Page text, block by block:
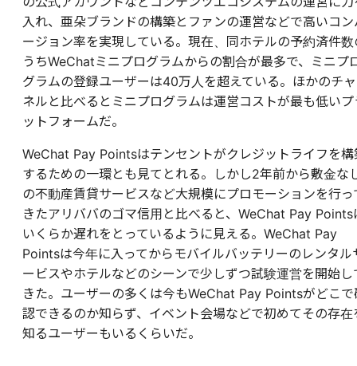
入れ、亜朵ブランドの構築とファンの運営などで高いコン
ージョン率を実現している。現在、同ホテルの予約済件数
うちWeChatミニプログラムからの割合が最多で、ミニプ
グラムの登録ユーザーは40万人を超えている。ほかのチャ
ネルと比べるとミニプログラムは運営コストが最も低いプ
ットフォームだ。
WeChat Pay Pointsはテンセントがクレジットライフを構
するための一環とも見てとれる。しかし2年前から敷金な
の不動産賃貸サービスなど大規模にプロモーションを行っ
きたアリババのゴマ信用と比べると、WeChat Pay Points
いくらか遅れをとっているように見える。WeChat Pay
Pointsは今年に入ってからモバイルバッテリーのレンタル
ービスやホテルなどのシーンで少しずつ試験運営を開始し
きた。ユーザーの多くは今もWeChat Pay Pointsがどこで
認できるのか知らず、イベント会場などで初めてその存在
知るユーザーもいるくらいだ。